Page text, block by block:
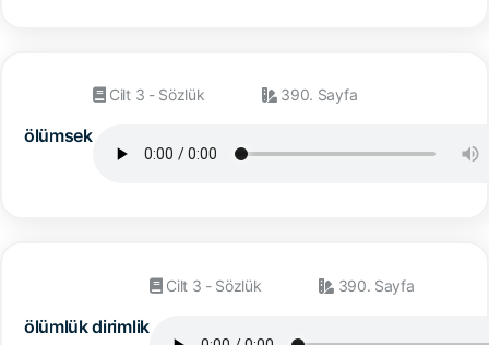
ölümsek
Cilt 3 - Sözlük 390. Sayfa
ölümlük dirimlik
Cilt 3 - Sözlük 390. Sayfa